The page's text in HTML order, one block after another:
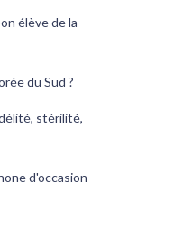
élève de la
du Sud ?
stérilité,
d'occasion